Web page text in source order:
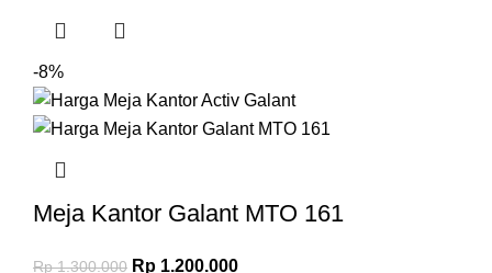
-8%
Meja Kantor Galant MTO 161
Rp1.300.000 Rp 1.200.000